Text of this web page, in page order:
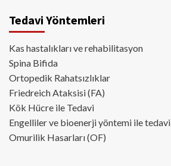
Tedavi Yöntemleri
Kas hastalıkları ve rehabilitasyon
Spina Bifida
Ortopedik Rahatsızlıklar
Friedreich Ataksisi (FA)
Kök Hücre ile Tedavi
Engelliler ve bioenerji yöntemi ile tedavi
Omurilik Hasarları (OF)